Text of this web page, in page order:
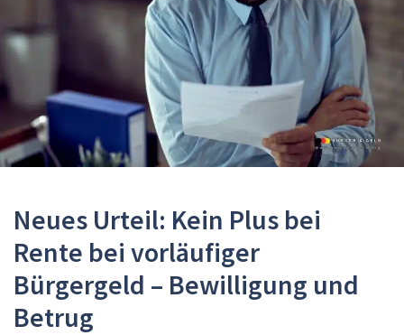
Neues Urteil: Kein Plus bei
Rente bei vorläufiger
Bürgergeld – Bewilligung und
Betrug